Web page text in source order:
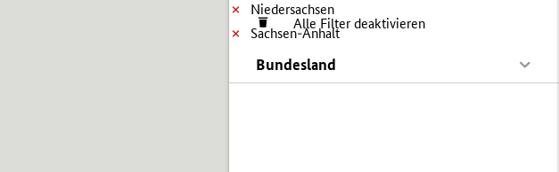
Niedersachsen
Sachsen-Anhalt
Alle Filter deaktivieren
Bundesland